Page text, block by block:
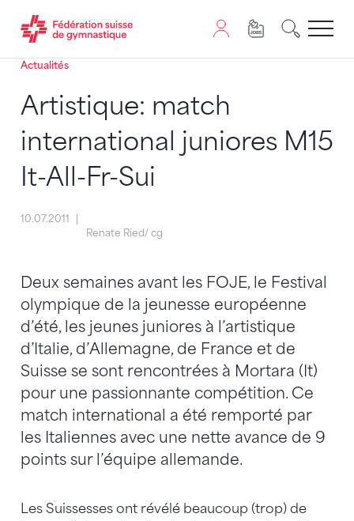
Passer au contenu
Naviguer vers le plan du siten
JavaScript est nécessaire pour naviguer sur ce site.
Actualités
Artistique: match
international juniores M15
It-All-Fr-Sui
10.07.2011
Renate Ried/ cg
Deux semaines avant les FOJE, le Festival
olympique de la jeunesse européenne
d’été, les jeunes juniores à l’artistique
d’Italie, d’Allemagne, de France et de
Suisse se sont rencontrées à Mortara (It)
pour une passionnante compétition. Ce
match international a été remporté par
les Italiennes avec une nette avance de 9
points sur l’équipe allemande.
Les Suissesses ont révélé beaucoup (trop) de